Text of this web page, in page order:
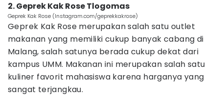
2. Geprek Kak Rose Tlogomas
Geprek Kak Rose (Instagram.com/geprekkakrose)
Geprek Kak Rose merupakan salah satu outlet
makanan yang memiliki cukup banyak cabang di
Malang, salah satunya berada cukup dekat dari
kampus UMM. Makanan ini merupakan salah satu
kuliner favorit mahasiswa karena harganya yang
sangat terjangkau.